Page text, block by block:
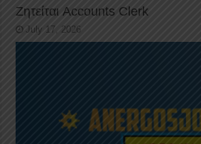
Ζητείται Accounts Clerk
July 17, 2026